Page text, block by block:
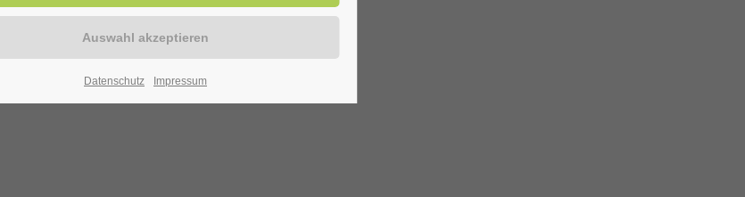
Datenschutz Impressum